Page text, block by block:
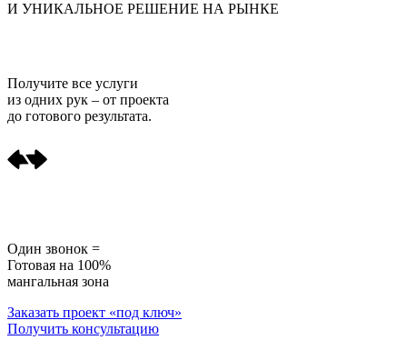
И УНИКАЛЬНОЕ РЕШЕНИЕ НА РЫНКЕ
Получите все услуги
из одних рук – от проекта
до готового результата.
Один звонок =
Готовая на 100%
мангальная зона
Заказать проект «под ключ»
Получить консультацию